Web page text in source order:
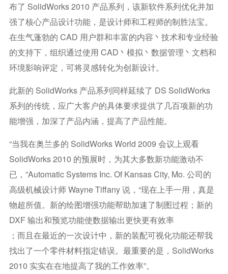
布了 SolidWorks 2010 产品系列，该新软件系列优化并加
强了核心产品设计功能，是设计师和工程师的制胜法宝。
在生气蓬勃的 CAD 用户群和丰富的内容丶技术和专业经验
的支持下，组织通过使用 CAD丶模拟丶数据管理丶文档和
环境影响评定，可将灵感转化为创新设计。
此新的 SolidWorks 产品系列同样延续了 DS SolidWorks
系列的传统，应广大客户的具体要求提供了几百项新的功
能增强，加深了产品内涵，提高了产品性能。
“当我在奥兰多的 SolidWorks World 2009 会议上观看
SolidWorks 2010 的预展时，为其大多数新功能激动不
已，”Automatic Systems Inc. Of Kansas City, Mo. 公司的
高级机械设计师 Wayne Tiffany 说，“现在上手一用，真是
物超所值。新的绘图增强功能帮助加速了制图过程；新的
DXF 输出和预览功能使数据输出更快更有效率
；而且在最近的一次设计中，新的装配可视化功能还帮我
找出了一个零件材料指定错误。最重要的是，SolidWorks
2010 实实在在地提高了我的工作效率”。